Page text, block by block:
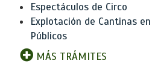
Espectáculos de Circo
Explotación de Cantinas
Públicos
MÁS TRÁMITES